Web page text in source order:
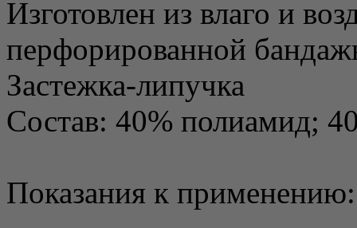
Изготовлен из влаго и
перфорированной
Застежка-липучка
Состав: 40% полиамид;
Показания к применению: